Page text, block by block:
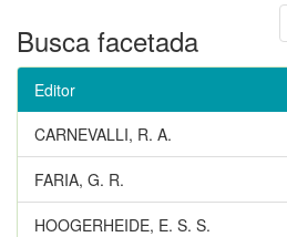
Busca facetada
Editor
CARNEVALLI, R. A.
FARIA, G. R.
HOOGERHEIDE, E. S. S.